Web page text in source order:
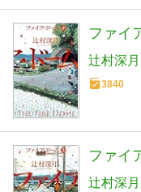
ファイ
辻村深月
3840
ファイ
辻村深月